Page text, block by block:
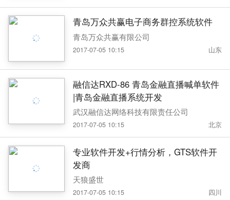
青岛万众共赢电子商务群控系统软件
青岛万众共赢有限公司
2017-07-05 10:15 山东
融信达RXD-86 青岛金融直播喊单软件
|青岛金融直播系统开发
武汉融信达网络科技有限责任公司
2017-07-05 10:15 北京
专业软件开发+行情分析，GTS软件开
发商
天狼盛世
2017-07-05 10:15 四川